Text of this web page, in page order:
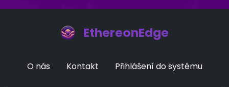
EthereonEdge
O nás Kontakt Přihlášení do systému